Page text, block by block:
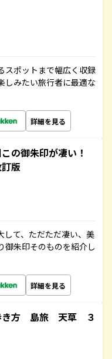
スポットまで幅広く収録
しみたい旅行者に最適な
詳細を見る
の御朱印が凄い！
版
して、ただただ凄い、美
御朱印そのものを紹介し
詳細を見る
き方 島旅 天草 ３